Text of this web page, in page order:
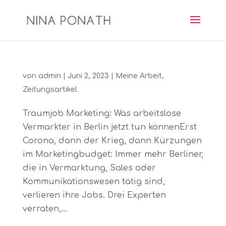
von admin Juni 2, 2023 Meine Arbeit,
Zeitungsartikel
Traumjob Marketing: Was arbeitslose
Vermarkter in Berlin jetzt tun könnenErst
Corona, dann der Krieg, dann Kürzungen
im Marketingbudget: Immer mehr Berliner,
die in Vermarktung, Sales oder
Kommunikationswesen tätig sind,
verlieren ihre Jobs. Drei Experten
verraten,...